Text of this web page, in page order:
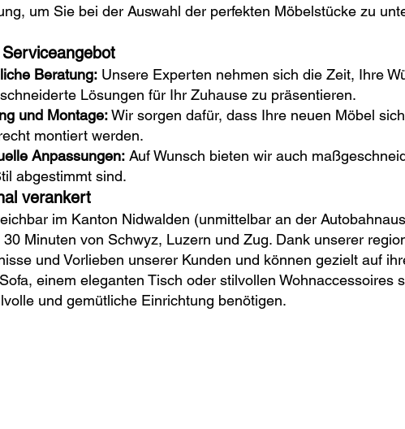
um Sie bei der Auswahl der perfekten Möbelstücke zu
Beratung: Unsere Experten nehmen sich die Zeit, Ihre
Lösungen für Ihr Zuhause zu präsentieren.
und Montage:Wir sorgen dafür, dass Ihre neuen Möbel
montiert werden.
Anpassungen: Auf Wunsch bieten wir auch
abgestimmt sind.
verankert
im Kanton Nidwalden (unmittelbar an der
30 Minuten von Schwyz, Luzern und Zug. Dank unserer
und Vorlieben unserer Kunden und können gezielt auf
einem eleganten Tisch oder stilvollen
und gemütliche Einrichtung benötigen.